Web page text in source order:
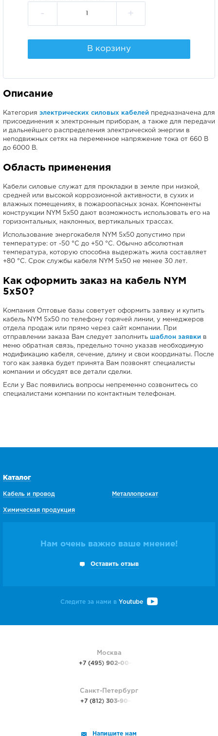
- +
В корзину
Описание
Категория электрических силовых кабелей предназначена для
присоединения к электронным приборам, а также для передачи
и дальнейшего распределения электрической энергии в
неподвижных сетях на переменное напряжение тока от 660 В
до 6000 В.
Область применения
Кабели силовые служат для прокладки в земле при низкой,
средней или высокой коррозионной активности, в сухих и
влажных помещениях, в пожароопасных зонах. Компоненты
конструкции NYM 5х50 дают возможность использовать его на
горизонтальных, наклонных, вертикальных трассах.
Использование энергокабеля NYM 5х50 допустимо при
температуре: от -50 °С до +50 °С. Обычно абсолютная
температура, которую способна выдержать жила составляет
+80 °С. Срок службы кабеля NYM 5х50 не менее 30 лет.
Как оформить заказ на кабель NYM
5х50?
Компания Оптовые базы советует оформить заявку и купить
кабель NYM 5х50 по телефону горячей линии, у менеджеров
отдела продаж или прямо через сайт компании. При
отправлении заказа Вам следует заполнить шаблон заявки в
меню обратная связь, предельно точно указав необходимую
модификацию кабеля, сечение, длину и свои координаты. После
того как заявка будет принята Вам позвонят специалисты
компании и обсудят все детали сделки.
Если у Вас появились вопросы непременно созвонитесь со
специалистами компании по контактным телефонам.
Каталог
Кабель и провод
Химическая продукция
Металлопрокат
Нам очень важно ваше мнение!
Оставить отзыв
Следите за нами в Youtube
Москва
+7 (495) 902-00-48
Санкт-Петербург
+7 (812) 303-90-48
Напишите нам